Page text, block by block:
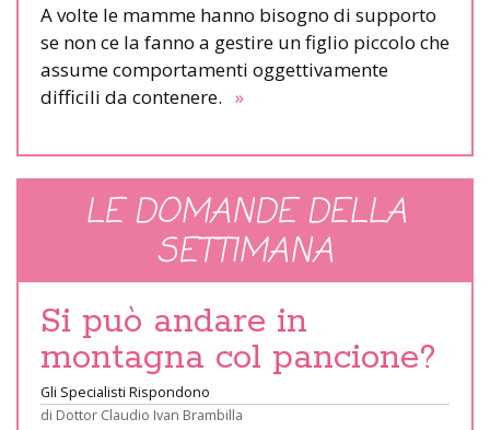
A volte le mamme hanno bisogno di supporto
se non ce la fanno a gestire un figlio piccolo che
assume comportamenti oggettivamente
difficili da contenere. »
LE DOMANDE DELLA
SETTIMANA
Si può andare in
montagna col pancione?
Gli Specialisti Rispondono
di Dottor Claudio Ivan Brambilla